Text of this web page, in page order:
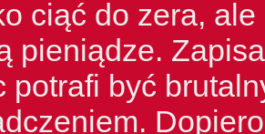
ciąć do zera,
pieniądze.
potrafi być